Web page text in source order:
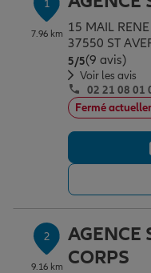
Assurance
Prévoyance et
Assurance animal
Protection de la
Protection juridique
Épargne & retraite
Plan épargne retraite
Placements
Investissements
Vos projets
Changer de voiture
Assurance auto
Professionnels
1
7.96 km 15 MAIL
37550 ST
5/5Note de 5 sur 5
(9 avis)
Voir les avis
02 21 08 01
Fermé
2
9.16 km
AGENCE
CORPS